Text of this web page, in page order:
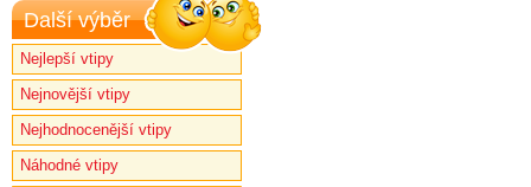
Další výběr
Nejlepší vtipy
Nejnovější vtipy
Nejhodnocenější vtipy
Náhodné vtipy